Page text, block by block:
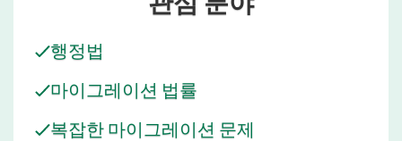
행정법
마이그레이션 법률
복잡한 마이그레이션 문제